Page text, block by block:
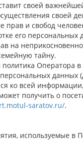
своей
своей
прав и свобод
его персональных
на
тайну.
политика Оператора
данных
ко всей
получить о
saratov.ru/.
используемые в